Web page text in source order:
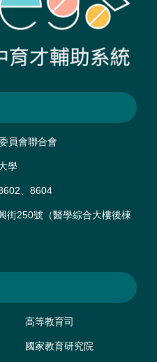
員會聯合會
學
、8604
街250號（醫學綜合大樓後棟
高等教育司
國家教育研究院